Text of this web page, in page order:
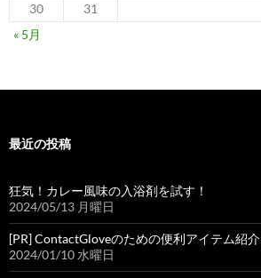
30
31
« 5月
最近の投稿
狂気！カレー風味の入浴剤を試す！
2024/05/13 月曜日
[PR] ContactGloveのための便利アイテム紹介
2024/01/10 水曜日